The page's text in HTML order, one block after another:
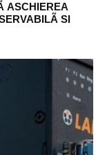
ASCHIEREA
SI